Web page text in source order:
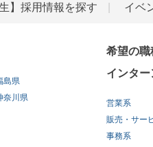
生】採用情報を探す イベ
島県
奈川県
希望の職
インタ
営業系
販売・サー
事務系